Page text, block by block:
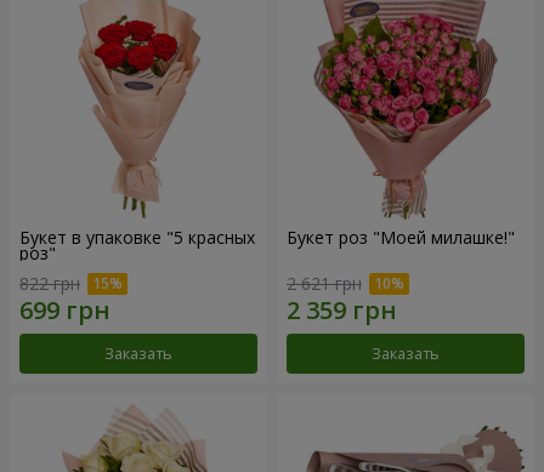
Букет в упаковке "5 красных
роз"
822 грн
Заказать
Букет роз "Моей милашке!"
2 621 грн
Заказать